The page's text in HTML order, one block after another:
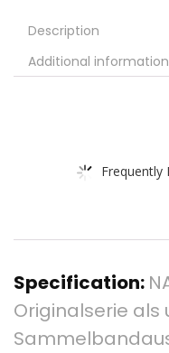
Description
Additional information
Frequently
Specification:
Originalserie